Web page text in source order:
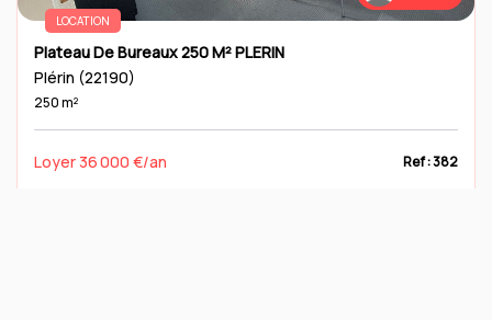
LOCATION
Plateau De Bureaux 250 M² PLERIN
Plérin (22190)
250 m²
Loyer 36 000 €/an Ref : 382